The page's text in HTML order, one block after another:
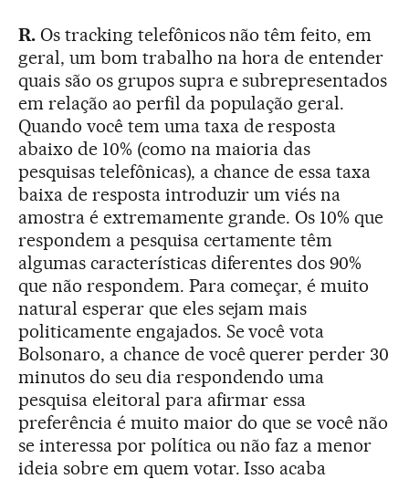
R.Os tracking telefônicos não têm feito, em
geral, um bom trabalho na hora de entender
quais são os grupos supra e subrepresentados
em relação ao perfil da população geral.
Quando você tem uma taxa de resposta
abaixo de 10% (como na maioria das
pesquisas telefônicas), a chance de essa taxa
baixa de resposta introduzir um viés na
amostra é extremamente grande. Os 10% que
respondem a pesquisa certamente têm
algumas características diferentes dos 90%
que não respondem. Para começar, é muito
natural esperar que eles sejam mais
politicamente engajados. Se você vota
Bolsonaro, a chance de você querer perder 30
minutos do seu dia respondendo uma
pesquisa eleitoral para afirmar essa
preferência é muito maior do que se você não
se interessa por política ou não faz a menor
ideia sobre em quem votar. Isso acaba